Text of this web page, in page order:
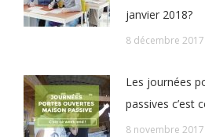
janvier 2018?
8 décembre 2017
Les journées
passives c’est
8 novembre 2017